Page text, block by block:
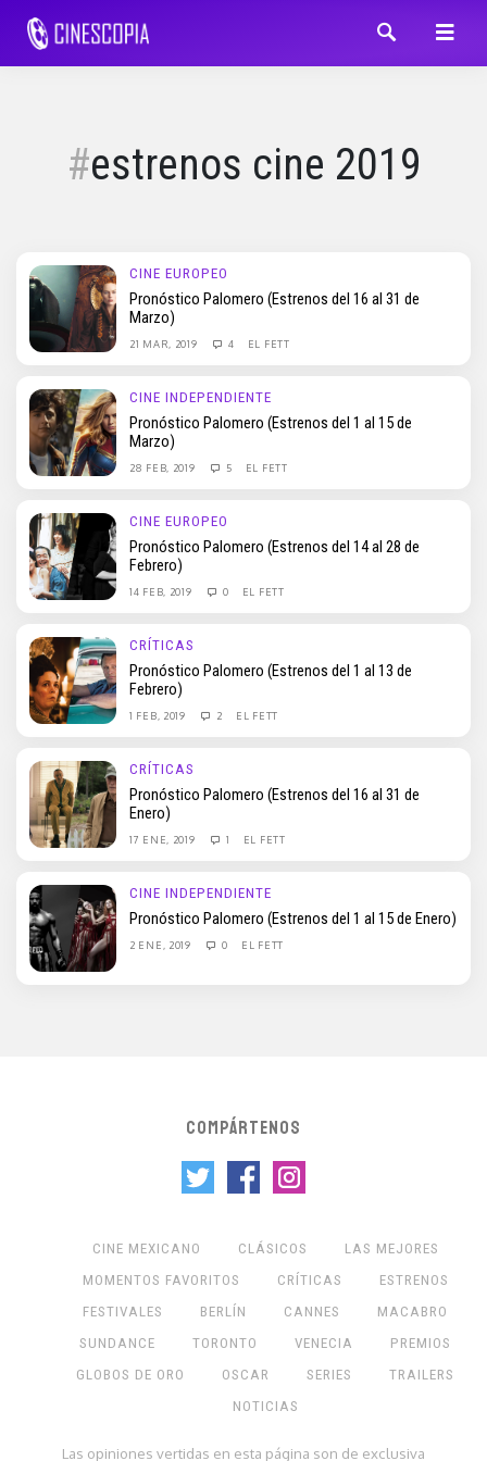
estrenos cine 2019
CINE EUROPEO
Pronóstico Palomero (Estrenos del 16 al 31 de
Marzo)
21 MAR, 2019 4 EL FETT
CINE INDEPENDIENTE
Pronóstico Palomero (Estrenos del 1 al 15 de
Marzo)
28 FEB, 2019 5 EL FETT
CINE EUROPEO
Pronóstico Palomero (Estrenos del 14 al 28 de
Febrero)
14 FEB, 2019 0 EL FETT
CRÍTICAS
Pronóstico Palomero (Estrenos del 1 al 13 de
Febrero)
1 FEB, 2019 2 EL FETT
CRÍTICAS
Pronóstico Palomero (Estrenos del 16 al 31 de
Enero)
17 ENE, 2019 1 EL FETT
CINE INDEPENDIENTE
Pronóstico Palomero (Estrenos del 1 al 15 de Enero)
2 ENE, 2019 0 EL FETT
COMPÁRTENOS
CINE MEXICANO CLÁSICOS
LAS MEJORES
MOMENTOS FAVORITOS
CRÍTICAS
ESTRENOS
FESTIVALES
BERLÍN CANNES
MACABRO
SUNDANCE
TORONTO VENECIA
PREMIOS
GLOBOS DE ORO
OSCAR SERIES
TRAILERS
NOTICIAS
Las opiniones vertidas en esta página son de exclusiva